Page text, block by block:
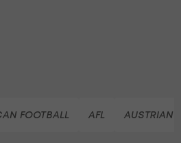
FOOTBALL AFL AUSTRIAN